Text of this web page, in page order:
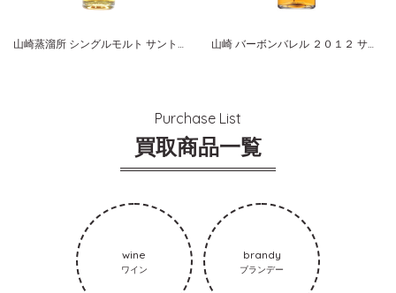
山崎蒸溜所 シングルモルト サントリー研究センター ３０周年記念ボトル 山崎 バーボンバレル ２０１２ サントリー シングルモルト
Purchase List
買取商品一覧
wine
ワイン
brandy
ブランデー